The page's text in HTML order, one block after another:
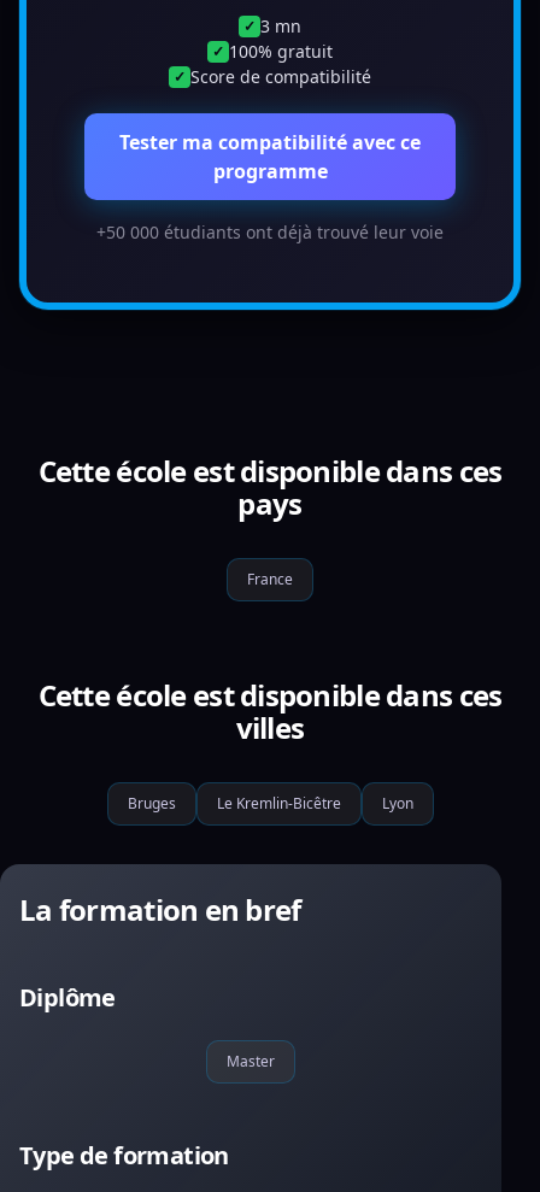
✓ 3 mn
✓ 100% gratuit
✓ Score de compatibilité
Tester ma compatibilité avec ce
programme
+50 000 étudiants ont déjà trouvé leur voie
Cette école est disponible dans ces
pays
France
Cette école est disponible dans ces
villes
Bruges Le Kremlin-Bicêtre Lyon
La formation en bref
Diplôme
Master
Type de formation